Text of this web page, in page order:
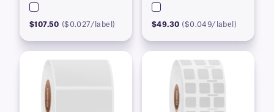
$107.50 ($0.027/label) $49.30 ($0.049/label)